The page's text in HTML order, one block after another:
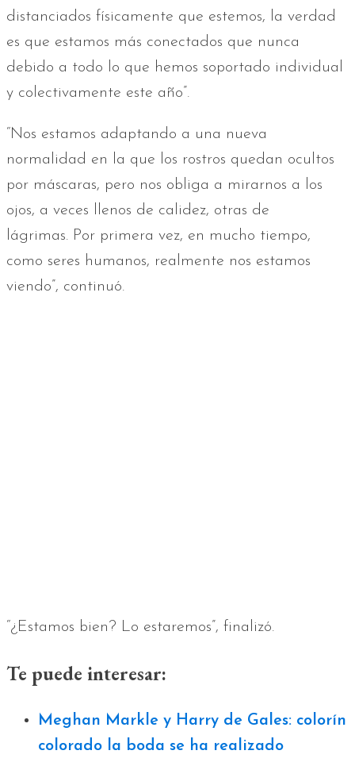
distanciados físicamente que estemos, la verdad
es que estamos más conectados que nunca
debido a todo lo que hemos soportado individual
y colectivamente este año”.
“Nos estamos adaptando a una nueva
normalidad en la que los rostros quedan ocultos
por máscaras, pero nos obliga a mirarnos a los
ojos, a veces llenos de calidez, otras de
lágrimas. Por primera vez, en mucho tiempo,
como seres humanos, realmente nos estamos
viendo”, continuó.
“¿Estamos bien? Lo estaremos”, finalizó.
Te puede interesar:
Meghan Markle y Harry de Gales: colorín
colorado la boda se ha realizado